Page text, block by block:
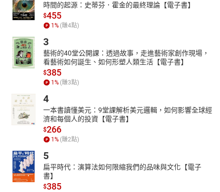
時間的起源：史蒂芬．霍金的最終理論【電子書】
$455
1 % (賺4點)
3
藝術的40堂公開課：透過故事，走進藝術家創作現場，
看藝術如何誕生、如何形塑人類生活【電子書】
$385
1 % (賺3點)
4
一本書讀懂美元：9堂課解析美元邏輯，如何影響全球經
濟和每個人的投資【電子書】
$266
1 % (賺2點)
5
扁平時代：演算法如何限縮我們的品味與文化【電子
書】
$385